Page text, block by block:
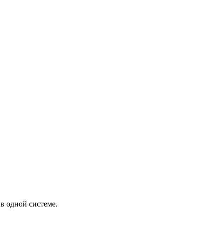
одной системе.